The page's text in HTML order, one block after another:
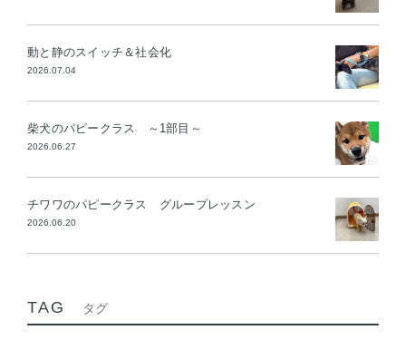
動と静のスイッチ＆社会化
2026.07.04
柴犬のパピークラス ～1部目～
2026.06.27
チワワのパピークラス グループレッスン
2026.06.20
TAG タグ